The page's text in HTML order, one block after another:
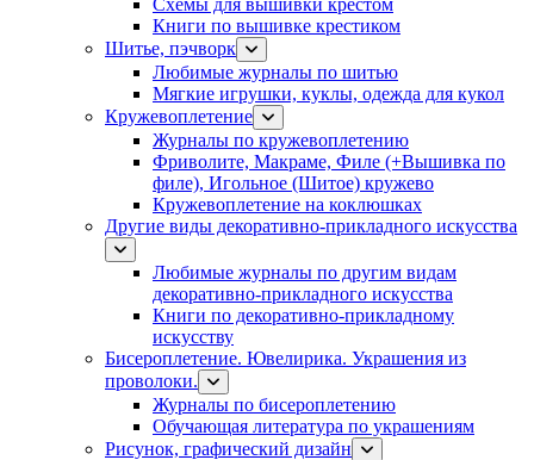
Схемы для вышивки крестом
Книги по вышивке крестиком
Шитье, пэчворк
Любимые журналы по шитью
Мягкие игрушки, куклы, одежда для кукол
Кружевоплетение
Журналы по кружевоплетению
Фриволите, Макраме, Филе (+Вышивка по
филе), Игольное (Шитое) кружево
Кружевоплетение на коклюшках
Другие виды декоративно-прикладного искусства
Любимые журналы по другим видам
декоративно-прикладного искусства
Книги по декоративно-прикладному
искусству
Бисероплетение. Ювелирика. Украшения из
проволоки.
Журналы по бисероплетению
Обучающая литература по украшениям
Рисунок, графический дизайн